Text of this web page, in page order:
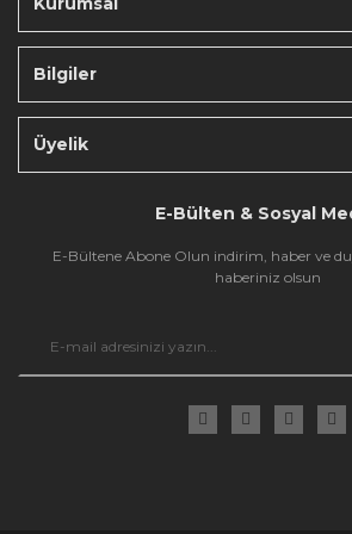
Bilgiler
Üyelik
E-Bülten & Sosyal
E-Bültene Abone Olun indirim, haber ve
haberiniz olsun